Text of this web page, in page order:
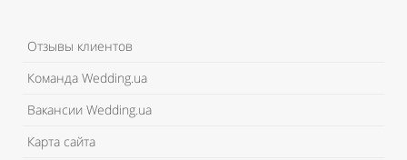
Отзывы клиентов
Команда Wedding.ua
Вакансии Wedding.ua
Карта сайта